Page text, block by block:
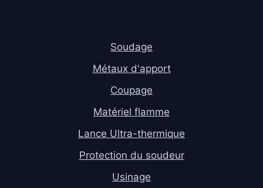
Soudage
Métaux d'apport
Coupage
Matériel flamme
Lance Ultra-thermique
Protection du soudeur
Usinage